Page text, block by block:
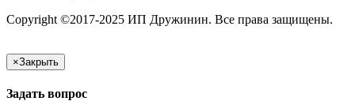
Copyright ©2017-2025 ИП Дружинин. Все права защищены.
×Закрыть
Задать вопрос